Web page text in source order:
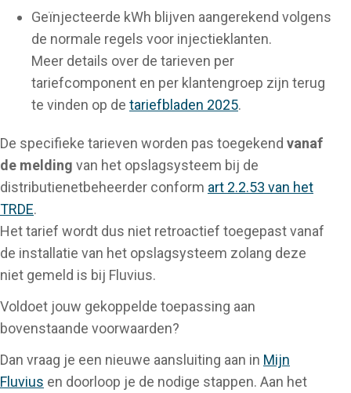
Geïnjecteerde kWh blijven aangerekend volgens
de normale regels voor injectieklanten.
Meer details over de tarieven per
tariefcomponent en per klantengroep zijn terug
te vinden op de tariefbladen 2025.
De specifieke tarieven worden pas toegekend vanaf
de melding van het opslagsysteem bij de
distributienetbeheerder conform art 2.2.53 van het
TRDE.
Het tarief wordt dus niet retroactief toegepast vanaf
de installatie van het opslagsysteem zolang deze
niet gemeld is bij Fluvius.
Voldoet jouw gekoppelde toepassing aan
bovenstaande voorwaarden?
Dan vraag je een nieuwe aansluiting aan in Mijn
Fluvius en doorloop je de nodige stappen. Aan het